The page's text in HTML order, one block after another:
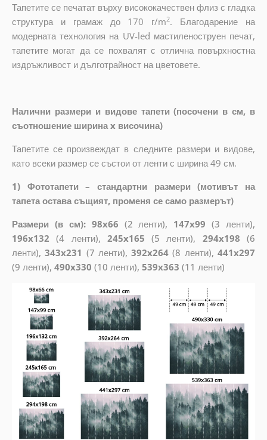
Тапетите се печатат върху висококачествен флиз с гладка
структура и грамаж до 170 г/m2. Благодарение на
модерната технология на UV-led мастиленоструен печат,
тапетите могат да се похвалят с отлична повърхностна
издръжливост и дълготрайност на цветовете.
Налични размери и видове тапети (посочени в см, в
съотношение ширина x височина)
Тапетите се произвеждат в следните размери и видове,
като всеки размер се състои от ленти с ширина 49 см.
1) Фототапети – стандартни размери (мотивът на
тапета остава същият, променя се само размерът)
Размери (в см): 98x66 (2 ленти), 147x99 (3 ленти),
196x132 (4 ленти), 245x165 (5 ленти), 294x198 (6
ленти),343x231 (7 ленти),392x264 (8 ленти),441x297
(9 ленти), 490x330 (10 ленти), 539x363 (11 ленти)